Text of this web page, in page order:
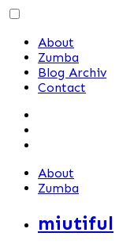
Skip
contentAbout
Zumba
Blog Archiv
Contact
About
Zumba
miutiful